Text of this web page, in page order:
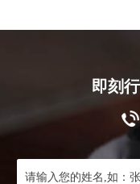
即刻